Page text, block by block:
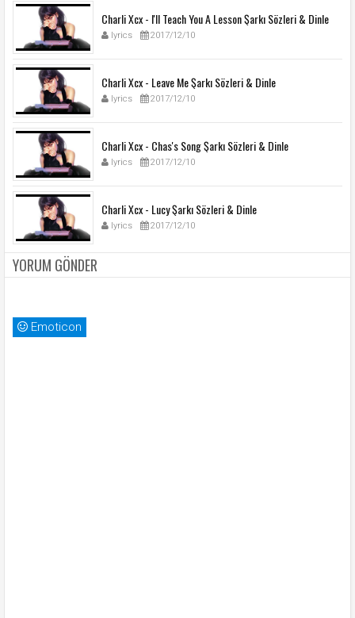
Charli Xcx - I'll Teach You A Lesson Şarkı Sözleri & Dinle
lyrics 2017/12/10
Charli Xcx - Leave Me Şarkı Sözleri & Dinle
lyrics 2017/12/10
Charli Xcx - Chas's Song Şarkı Sözleri & Dinle
lyrics 2017/12/10
Charli Xcx - Lucy Şarkı Sözleri & Dinle
lyrics 2017/12/10
YORUM GÖNDER
Emoticon